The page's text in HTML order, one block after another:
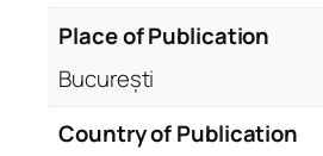
Place of Publication
București
Country of Publication